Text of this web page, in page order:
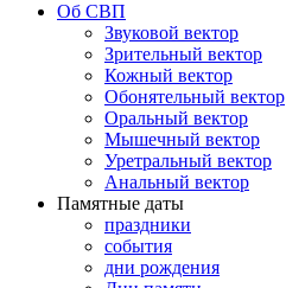
Об СВП
Звуковой вектор
Зрительный вектор
Кожный вектор
Обонятельный вектор
Оральный вектор
Мышечный вектор
Уретральный вектор
Анальный вектор
Памятные даты
праздники
события
дни рождения